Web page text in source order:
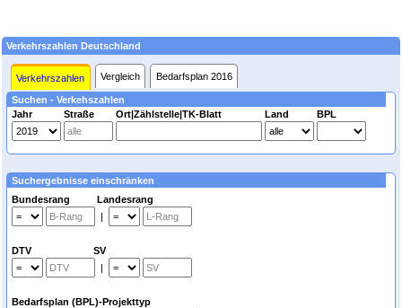
Verkehrszahlen Deutschland
Verkehrszahlen Vergleich Bedarfsplan 2016
Suchen - Verkehszahlen
Jahr
Straße Ort|Zählstelle|TK-Blatt Land BPL
Suchergebnisse einschränken
Bundesrang Landesrang
|
DTV SV
|
Bedarfsplan (BPL)-Projekttyp